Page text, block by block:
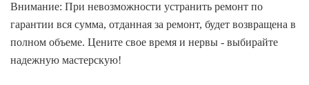
Внимание: При невозможности устранить ремонт по
гарантии вся сумма, отданная за ремонт, будет возвращена в
полном объеме. Цените свое время и нервы - выбирайте
надежную мастерскую!